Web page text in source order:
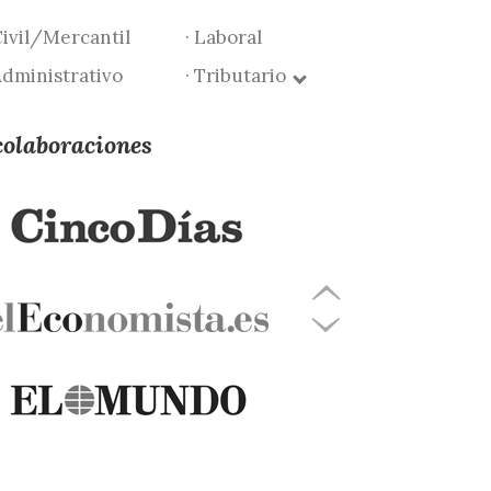
Mercantil
· Laboral
· Tributario